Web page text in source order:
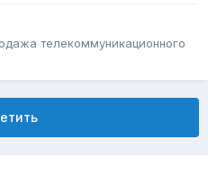
телекоммуникационного